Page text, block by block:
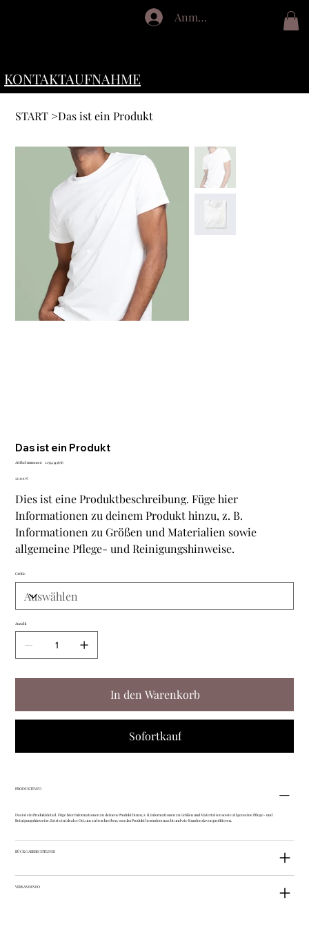
KONTAKTAUFNAHME
Anmelden
START >Das ist ein Produkt
Das ist ein Produkt
Artikelnummer: Artikelnummer:
21554345656
Preis
120,00 €
Dies ist eine Produktbeschreibung. Füge hier
Informationen zu deinem Produkt hinzu, z. B.
Informationen zu Größen und Materialien sowie
allgemeine Pflege- und Reinigungshinweise.
Größe
Anzahl
In den Warenkorb
Sofortkauf
PRODUKTINFO
Das ist ein Produktdetail. Füge hier Informationen zu deinem Produkt hinzu, z. B. Informationen zu Größen und Materialien sowie allgemeine Pflege- und
Reinigungshinweise. Es ist ein idealer Ort, um zu beschreiben, was das Produkt besonders macht und wie Kunden davon profitieren.
RÜCKGABERICHTLINIE
VERSANDINFO